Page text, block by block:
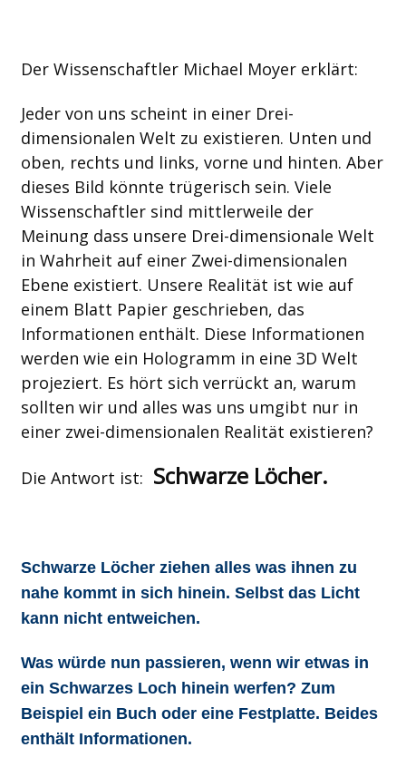
Der Wissenschaftler Michael Moyer erklärt:
Jeder von uns scheint in einer Drei-
dimensionalen Welt zu existieren. Unten und
oben, rechts und links, vorne und hinten. Aber
dieses Bild könnte trügerisch sein. Viele
Wissenschaftler sind mittlerweile der
Meinung dass unsere Drei-dimensionale Welt
in Wahrheit auf einer Zwei-dimensionalen
Ebene existiert. Unsere Realität ist wie auf
einem Blatt Papier geschrieben, das
Informationen enthält. Diese Informationen
werden wie ein Hologramm in eine 3D Welt
projeziert. Es hört sich verrückt an, warum
sollten wir und alles was uns umgibt nur in
einer zwei-dimensionalen Realität existieren?
Die Antwort ist: Schwarze Löcher.
Schwarze Löcher ziehen alles was ihnen zu
nahe kommt in sich hinein. Selbst das Licht
kann nicht entweichen.
Was würde nun passieren, wenn wir etwas in
ein Schwarzes Loch hinein werfen? Zum
Beispiel ein Buch oder eine Festplatte. Beides
enthält Informationen.